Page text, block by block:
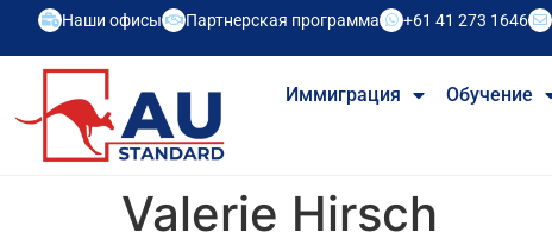
Наши офисы Партнерская программа +61 41 273 1646
Иммиграция Обучение
Valerie Hirsch